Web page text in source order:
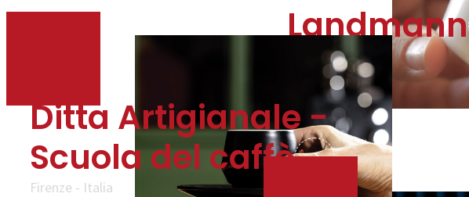
Landmann
Vienna - Austria
Ditta Artigianale -
Scuola del caffè
Firenze - Italia